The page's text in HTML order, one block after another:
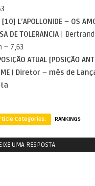
L’APOLLONIDE – OS
DE TOLERANCIA |
– 7,63
ATUAL [POSIÇÃO
| Diretor – mês de
Categories: RANKINGS
UMA RESPOSTA